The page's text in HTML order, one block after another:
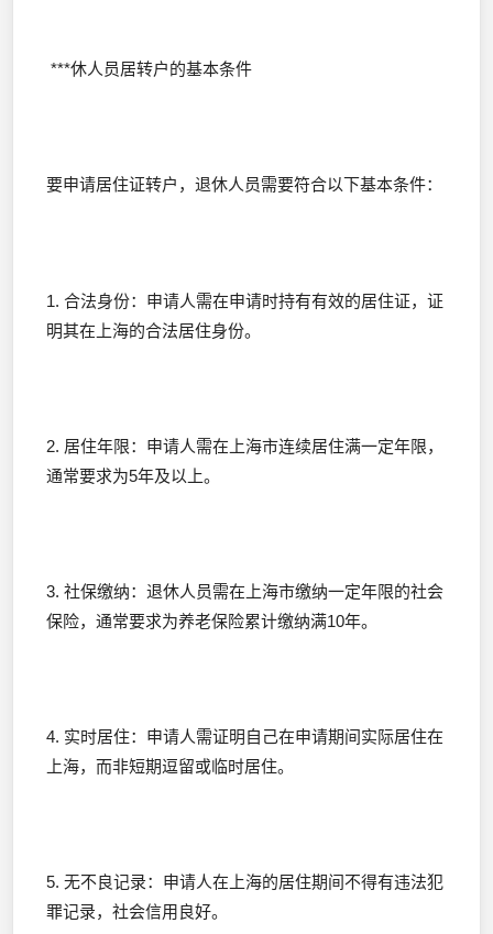
***休人员居转户的基本条件
要申请居住证转户，退休人员需要符合以下基本条件：
1. 合法身份：申请人需在申请时持有有效的居住证，证
明其在上海的合法居住身份。
2. 居住年限：申请人需在上海市连续居住满一定年限，
通常要求为5年及以上。
3. 社保缴纳：退休人员需在上海市缴纳一定年限的社会
保险，通常要求为养老保险累计缴纳满10年。
4. 实时居住：申请人需证明自己在申请期间实际居住在
上海，而非短期逗留或临时居住。
5. 无不良记录：申请人在上海的居住期间不得有违法犯
罪记录，社会信用良好。